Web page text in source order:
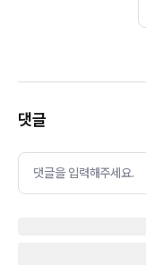
댓글
댓글을 입력해주세요.